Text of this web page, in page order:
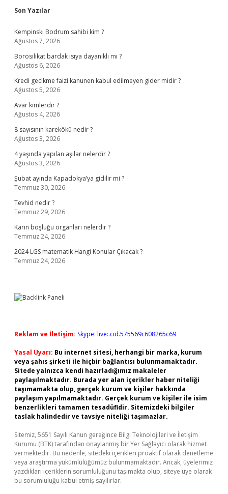
Sidebar
Son Yazılar
Kempinski Bodrum sahibi kim ?
Ağustos 7, 2026
Borosilikat bardak isıya dayanıklı mı ?
Ağustos 6, 2026
Kredi gecikme faizi kanunen kabul edilmeyen gider midir ?
Ağustos 5, 2026
Avar kimlerdir ?
Ağustos 4, 2026
8 sayısının karekökü nedir ?
Ağustos 3, 2026
4 yaşında yapılan aşılar nelerdir ?
Ağustos 3, 2026
Şubat ayında Kapadokya’ya gidilir mi ?
Temmuz 30, 2026
Tevhid nedir ?
Temmuz 29, 2026
Karın boşluğu organları nelerdir ?
Temmuz 24, 2026
2024 LGS matematik Hangi Konular Çıkacak ?
Temmuz 24, 2026
Reklam ve İletişim: Skype: live:.cid.575569c608265c69
Yasal Uyarı: Bu internet sitesi, herhangi bir marka, kurum
veya şahıs şirketi ile hiçbir bağlantısı bulunmamaktadır.
Sitede yalnızca kendi hazırladığımız makaleler
paylaşılmaktadır. Burada yer alan içerikler haber niteliği
taşımamakta olup, gerçek kurum ve kişiler hakkında
paylaşım yapılmamaktadır. Gerçek kurum ve kişiler ile isim
benzerlikleri tamamen tesadüfidir. Sitemizdeki bilgiler
taslak halindedir ve tavsiye niteliği taşımazlar.
Sitemiz, 5651 Sayılı Kanun gereğince Bilgi Teknolojileri ve İletişim
Kurumu (BTK) tarafından onaylanmış bir Yer Sağlayıcı olarak hizmet
vermektedir. Bu nedenle, sitedeki içerikleri proaktif olarak denetleme
veya araştırma yükümlülüğümüz bulunmamaktadır. Ancak, üyelerimiz
yazdıkları içeriklerin sorumluluğunu taşımakta olup, siteye üye olarak
bu sorumluluğu kabul etmiş sayılırlar.